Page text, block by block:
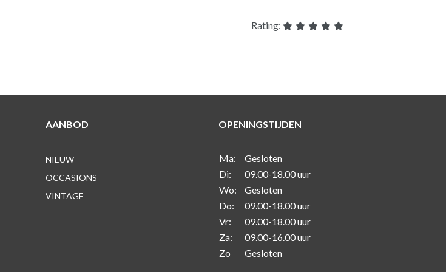
Rating:
AANBOD
NIEUW
OCCASIONS
VINTAGE
OPENINGSTIJDEN
Ma:
Gesloten
Di:
09.00-18.00 uur
Wo:
Gesloten
Do:
09.00-18.00 uur
Vr:
09.00-18.00 uur
Za:
09.00-16.00 uur
Zo
Gesloten